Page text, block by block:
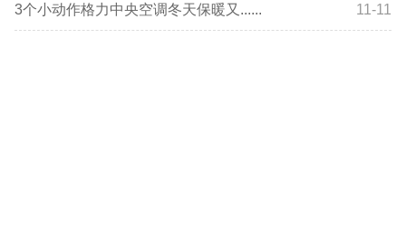
11-11
3个小动作格力中央空调冬天保暖又......